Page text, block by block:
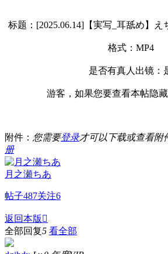
标题：[2025.06.14]【実写_耳舐め】
格式：MP4
是否有真人出镜：
游客，如果您要查看本帖隐
附件： 您需要登录才可以下载或查看附
册
月之瀬ちあ
帖子487关注6
返回本版 
全部回复5 看全部